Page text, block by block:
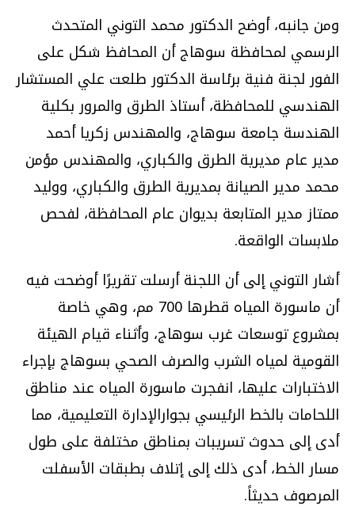
ومن جانبه، أوضح الدكتور محمد التوني المتحدث
الرسمي لمحافظة سوهاج أن المحافظ شكل على
الفور لجنة فنية برئاسة الدكتور طلعت علي المستشار
الهندسي للمحافظة، أستاذ الطرق والمرور بكلية
الهندسة جامعة سوهاج، والمهندس زكريا أحمد
مدير عام مديرية الطرق والكباري، والمهندس مؤمن
محمد مدير الصيانة بمديرية الطرق والكباري، ووليد
ممتاز مدير المتابعة بديوان عام المحافظة، لفحص
ملابسات الواقعة.
أشار التوني إلى أن اللجنة أرسلت تقريرًا أوضحت فيه
أن ماسورة المياه قطرها 700 مم، وهي خاصة
بمشروع توسعات غرب سوهاج، وأثناء قيام الهيئة
القومية لمياه الشرب والصرف الصحي بسوهاج بإجراء
الاختبارات عليها، انفجرت ماسورة المياه عند مناطق
اللحامات بالخط الرئيسي بجوارالإدارة التعليمية، مما
أدى إلى حدوث تسريبات بمناطق مختلفة على طول
مسار الخط، أدى ذلك إلى إتلاف بطبقات الأسفلت
المرصوف حديثاً.